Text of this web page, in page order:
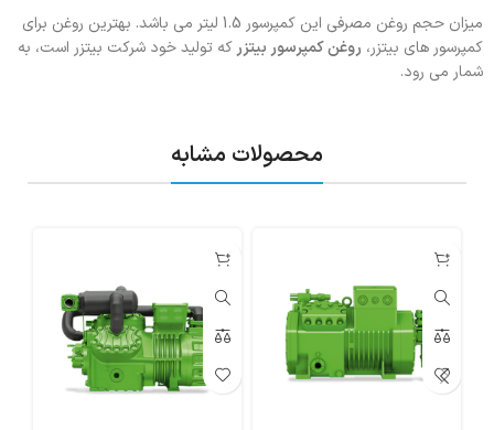
میزان حجم روغن مصرفی این کمپرسور 1.5 لیتر می باشد. بهترین روغن برای
کمپرسور های بیتزر، روغن کمپرسور بیتزر که تولید خود شرکت بیتزر است، به
شمار می رود.
محصولات مشابه